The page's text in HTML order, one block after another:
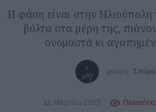
Η φάση είναι στην Ηλιούπολη
βόλτα στα μέρη της,
ονομαστά κι
γράφει:
11 Μαρτίου 2025